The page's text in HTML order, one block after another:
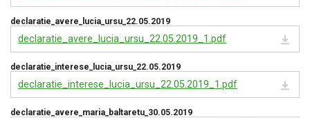
declaratie_avere_lucia_ursu_22.05.2019
declaratie_avere_lucia_ursu_22.05.2019_1.pdf
declaratie_interese_lucia_ursu_22.05.2019
declaratie_interese_lucia_ursu_22.05.2019_1.pdf
declaratie_avere_maria_baltaretu_30.05.2019